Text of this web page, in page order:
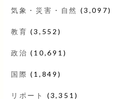
気象・災害・自然 (3,097)
教育 (3,552)
政治 (10,691)
国際 (1,849)
リポート (3,351)